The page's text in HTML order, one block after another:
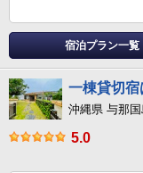
宿泊プラン一覧
一棟貸切宿
沖縄県 与那国
5.0